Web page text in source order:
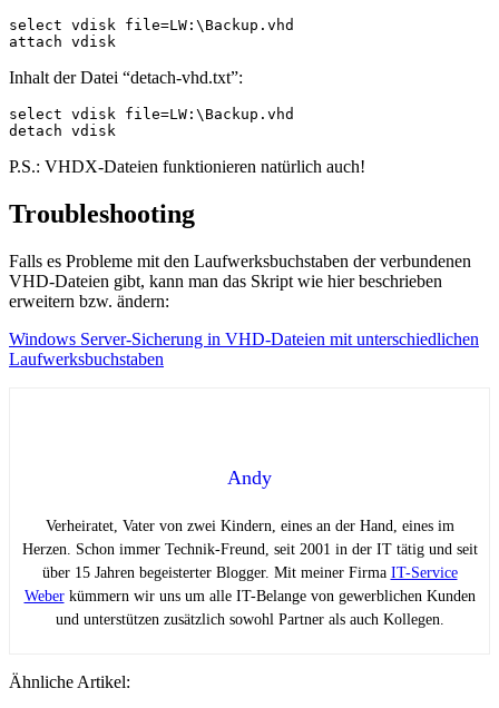
select vdisk file=LW:\Backup.vhd
attach vdisk
Inhalt der Datei “detach-vhd.txt”:
select vdisk file=LW:\Backup.vhd
detach vdisk
P.S.: VHDX-Dateien funktionieren natürlich auch!
Troubleshooting
Falls es Probleme mit den Laufwerksbuchstaben der verbundenen
VHD-Dateien gibt, kann man das Skript wie hier beschrieben
erweitern bzw. ändern:
Windows Server-Sicherung in VHD-Dateien mit unterschiedlichen
Laufwerksbuchstaben
Andy
Verheiratet, Vater von zwei Kindern, eines an der Hand, eines im
Herzen. Schon immer Technik-Freund, seit 2001 in der IT tätig und seit
über 15 Jahren begeisterter Blogger. Mit meiner Firma IT-Service
Weberkümmern wir uns um alle IT-Belange von gewerblichen Kunden
und unterstützen zusätzlich sowohl Partner als auch Kollegen.
Ähnliche Artikel: